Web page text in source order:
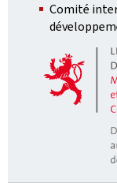
Comité